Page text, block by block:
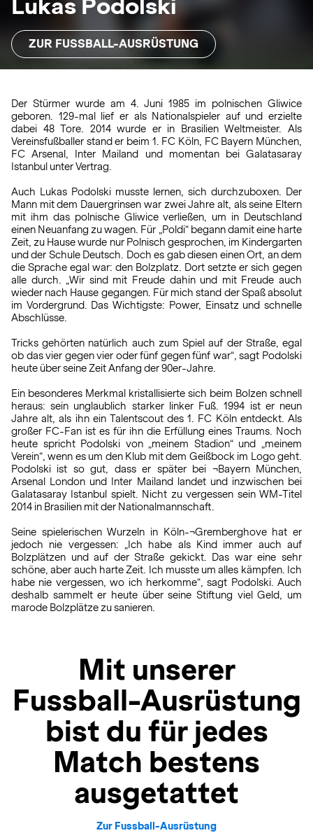
Lukas Podolski
ZUR FUSSBALL-AUSRÜSTUNG
Der Stürmer wurde am 4. Juni 1985 im polnischen Gliwice
geboren. 129-mal lief er als Nationalspieler auf und erzielte
dabei 48 Tore. 2014 wurde er in Brasilien Weltmeister. Als
Vereinsfußballer stand er beim 1. FC Köln, FC Bayern München,
FC Arsenal, Inter Mailand und momentan bei Galatasaray
Istanbul unter Vertrag.
Auch Lukas Podolski musste lernen, sich durchzuboxen. Der
Mann mit dem Dauergrinsen war zwei Jahre alt, als seine Eltern
mit ihm das polnische Gliwice verließen, um in Deutschland
einen Neuanfang zu wagen. Für „Poldi“ begann damit eine harte
Zeit, zu Hause wurde nur Polnisch gesprochen, im Kindergarten
und der Schule Deutsch. Doch es gab diesen einen Ort, an dem
die Sprache egal war: den Bolzplatz. Dort setzte er sich gegen
alle durch. „Wir sind mit Freude dahin und mit Freude auch
wieder nach Hause gegangen. Für mich stand der Spaß absolut
im Vordergrund. Das Wichtigste: Power, Einsatz und schnelle
Abschlüsse.
Tricks gehörten natürlich auch zum Spiel auf der Straße, egal
ob das vier gegen vier oder fünf gegen fünf war“, sagt Podolski
heute über seine Zeit Anfang der 90er-Jahre.
Ein besonderes Merkmal kristallisierte sich beim Bolzen schnell
heraus: sein unglaublich starker linker Fuß. 1994 ist er neun
Jahre alt, als ihn ein Talentscout des 1. FC Köln entdeckt. Als
großer FC-Fan ist es für ihn die Erfüllung eines Traums. Noch
heute spricht Podolski von „meinem Stadion“ und „meinem
Verein“, wenn es um den Klub mit dem Geißbock im Logo geht.
Podolski ist so gut, dass er später bei ¬Bayern München,
Arsenal London und Inter Mailand landet und inzwischen bei
Galatasaray Istanbul spielt. Nicht zu vergessen sein WM-Titel
2014 in Brasilien mit der Nationalmannschaft.
Seine spielerischen Wurzeln in Köln-¬Gremberghove hat er
jedoch nie vergessen: „Ich habe als Kind immer auch auf
Bolzplätzen und auf der Straße gekickt. Das war eine sehr
schöne, aber auch harte Zeit. Ich musste um alles kämpfen. Ich
habe nie vergessen, wo ich herkomme“, sagt Podolski. Auch
deshalb sammelt er heute über seine Stiftung viel Geld, um
marode Bolzplätze zu sanieren.
Mit unserer
Fussball-Ausrüstung
bist du für jedes
Match bestens
ausgetattet
Zur Fussball-Ausrüstung